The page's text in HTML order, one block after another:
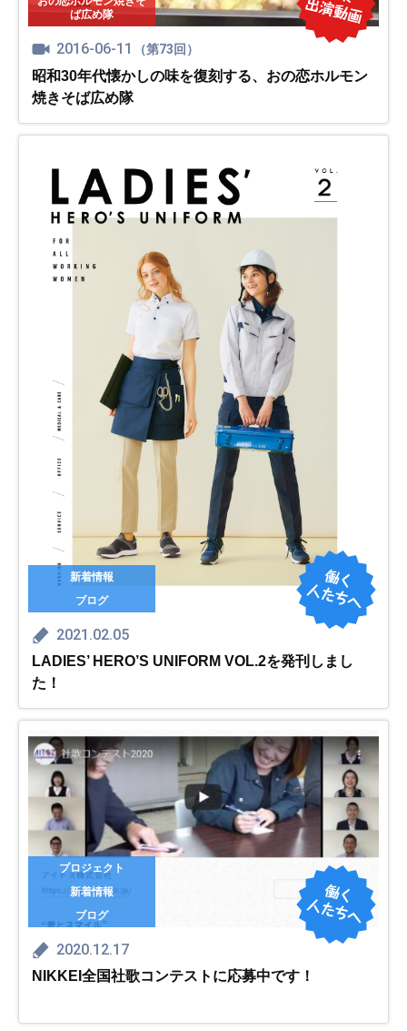
ば広め隊
2016-06-11 （第73回）
昭和30年代懐かしの味を復刻する、おの恋ホルモン
焼きそば広め隊
新着情報
ブログ
2021.02.05
LADIES’ HERO’S UNIFORM VOL.2を発刊しまし
た！
プロジェクト
新着情報
ブログ
2020.12.17
NIKKEI全国社歌コンテストに応募中です！